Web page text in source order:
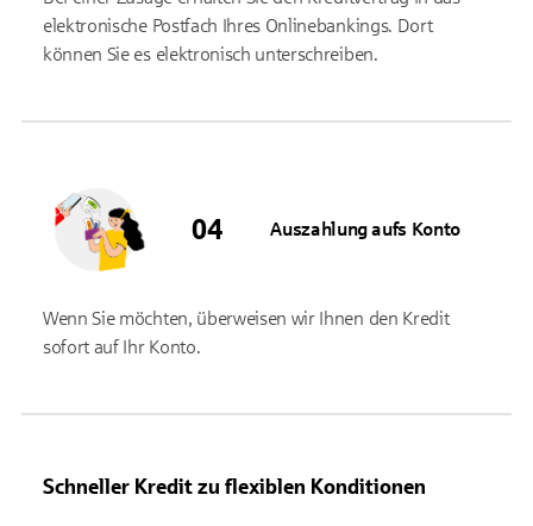
elektronische Postfach Ihres Onlinebankings. Dort
können Sie es elektronisch unterschreiben.
Auszahlung aufs Konto
Wenn Sie möchten, überweisen wir Ihnen den Kredit
sofort auf Ihr Konto.
Schneller Kredit zu flexiblen Konditionen